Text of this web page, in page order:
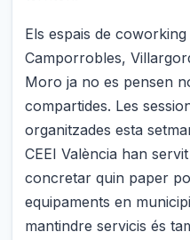
Els espais de
Camporrobles,
Moro ja no es pensen
compartides. Les
organitzades esta
CEEI València han
concretar quin paper
equipaments en
mantindre servicis és